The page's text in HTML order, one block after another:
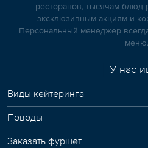
ресторанов, тысячам блюд
эксклюзивным акциям и
Персональный менеджер
меню.
У нас
Виды кейтеринга
Поводы
Заказать фуршет